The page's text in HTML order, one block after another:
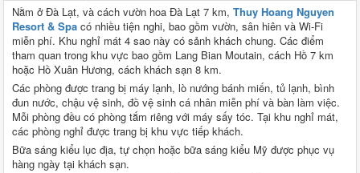
Nằm ở Đà Lạt, và cách vườn hoa Đà Lạt 7 km,Thuy Hoang Nguyen
Resort & Spa có nhiều tiện nghi, bao gồm vườn, sân hiên và Wi-Fi
miễn phí. Khu nghỉ mát 4 sao này có sảnh khách chung. Các điểm
tham quan trong khu vực bao gồm Lang Bian Moutain, cách Hồ 7 km
hoặc Hồ Xuân Hương, cách khách sạn 8 km.
Các phòng được trang bị máy lạnh, lò nướng bánh miến, tủ lạnh, bình
đun nước, chậu vệ sinh, đồ vệ sinh cá nhân miễn phí và bàn làm việc.
Mỗi phòng đều có phòng tắm riêng với máy sấy tóc. Tại khu nghỉ mát,
các phòng nghỉ được trang bị khu vực tiếp khách.
Bữa sáng kiểu lục địa, tự chọn hoặc bữa sáng kiểu Mỹ được phục vụ
hàng ngày tại khách sạn.